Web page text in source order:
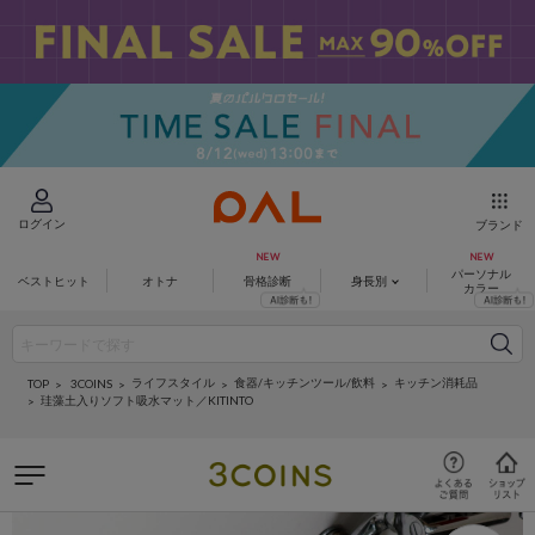
ログイン ブランド
ベストヒット オトナ 骨格診断 身長別
パーソナル
カラー
TOP 3COINS ライフスタイル 食器/キッチンツール/飲料
キッチン消耗品
珪藻土入りソフト吸水マット／KITINTO